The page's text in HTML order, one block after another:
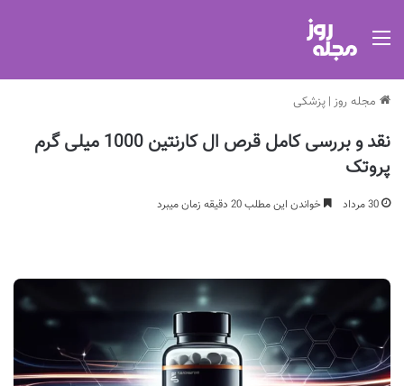
مجله روز | پزشکی
نقد و بررسی کامل قرص ال کارنتین 1000 میلی گرم
پروتک
30 مرداد خواندن این مطلب 20 دقیقه زمان میبرد